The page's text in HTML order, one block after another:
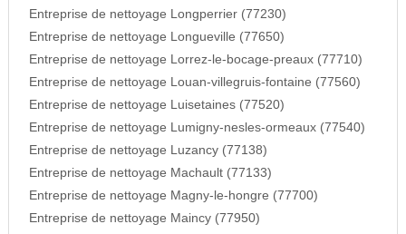
Entreprise de nettoyage Longperrier (77230)
Entreprise de nettoyage Longueville (77650)
Entreprise de nettoyage Lorrez-le-bocage-preaux (77710)
Entreprise de nettoyage Louan-villegruis-fontaine (77560)
Entreprise de nettoyage Luisetaines (77520)
Entreprise de nettoyage Lumigny-nesles-ormeaux (77540)
Entreprise de nettoyage Luzancy (77138)
Entreprise de nettoyage Machault (77133)
Entreprise de nettoyage Magny-le-hongre (77700)
Entreprise de nettoyage Maincy (77950)